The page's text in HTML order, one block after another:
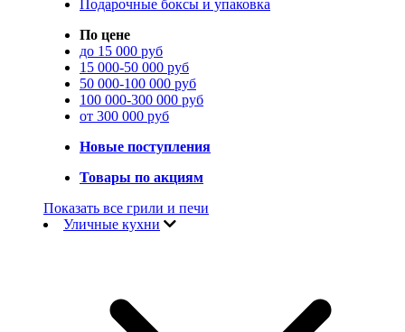
Подарочные боксы и упаковка
По цене
до 15 000 руб
15 000-50 000 руб
50 000-100 000 руб
100 000-300 000 руб
от 300 000 руб
Новые поступления
Товары по акциям
Показать все грили и печи
Уличные кухни